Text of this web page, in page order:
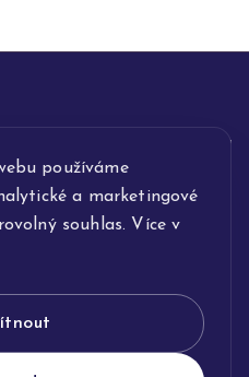
používáme
a marketingové
souhlas. Více v